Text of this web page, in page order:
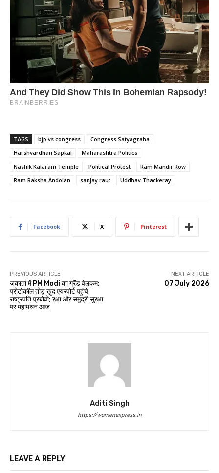
TAGS bjp vs congress
Congress Satyagraha
Harshvardhan Sapkal
Maharashtra Politics
Nashik Kalaram Temple
Political Protest
Ram Mandir Row
Ram Raksha Andolan
sanjay raut Uddhav Thackeray
Facebook X Pinterest
PREVIOUS ARTICLE
जकार्ता में PM Modi का ग्रैंड वेलकम:
प्रोटोकॉल तोड़ खुद एयरपोर्ट पहुंचे
राष्ट्रपति प्रबोवो; रक्षा और समुद्री सुरक्षा
पर महामंथन आज
NEXT ARTICLE
07 July 2026
Aditi Singh
https://womenexpress.in
LEAVE A REPLY